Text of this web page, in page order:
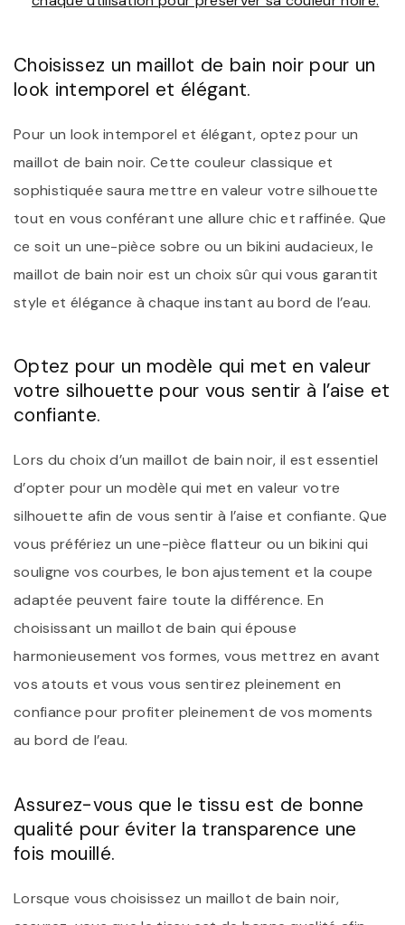
Choisissez un maillot de bain noir pour un
look intemporel et élégant.
Pour un look intemporel et élégant, optez pour un
maillot de bain noir. Cette couleur classique et
sophistiquée saura mettre en valeur votre silhouette
tout en vous conférant une allure chic et raffinée. Que
ce soit un une-pièce sobre ou un bikini audacieux, le
maillot de bain noir est un choix sûr qui vous garantit
style et élégance à chaque instant au bord de l’eau.
Optez pour un modèle qui met en valeur
votre silhouette pour vous sentir à l’aise et
confiante.
Lors du choix d’un maillot de bain noir, il est essentiel
d’opter pour un modèle qui met en valeur votre
silhouette afin de vous sentir à l’aise et confiante. Que
vous préfériez un une-pièce flatteur ou un bikini qui
souligne vos courbes, le bon ajustement et la coupe
adaptée peuvent faire toute la différence. En
choisissant un maillot de bain qui épouse
harmonieusement vos formes, vous mettrez en avant
vos atouts et vous vous sentirez pleinement en
confiance pour profiter pleinement de vos moments
au bord de l’eau.
Assurez-vous que le tissu est de bonne
qualité pour éviter la transparence une
fois mouillé.
Lorsque vous choisissez un maillot de bain noir,